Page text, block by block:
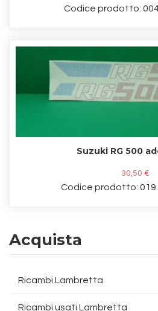
Codice prodotto:
Suzuki RG 500
30,50 €
Codice prodotto:
Acquista
Ricambi Lambretta
Ricambi usati Lambretta